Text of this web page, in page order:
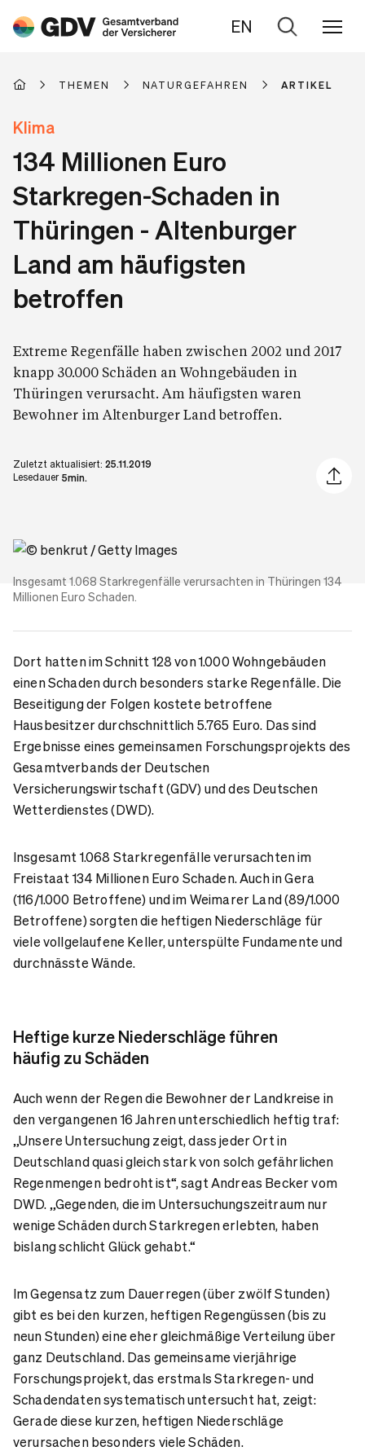
EN
Zur
THEMEN NATURGEFAHREN ARTIKEL
Klima
134 Millionen Euro
Starkregen-Schaden in
Thüringen - Altenburger
Land am häufigsten
betroffen
Extreme Regenfälle haben zwischen 2002 und 2017
knapp 30.000 Schäden an Wohngebäuden in
Thüringen verursacht. Am häufigsten waren
Bewohner im Altenburger Land betroffen.
Zuletzt aktualisiert: 25.11.2019
Lesedauer 5min.
Artikel
Insgesamt 1.068 Starkregenfälle verursachten in Thüringen 134
Millionen Euro Schaden.
Dort hatten im Schnitt 128 von 1.000 Wohngebäuden
einen Schaden durch besonders starke Regenfälle. Die
Beseitigung der Folgen kostete betroffene
Hausbesitzer durchschnittlich 5.765 Euro. Das sind
Ergebnisse eines gemeinsamen Forschungsprojekts des
Gesamtverbands der Deutschen
Versicherungswirtschaft (GDV) und des Deutschen
Wetterdienstes (DWD).
Insgesamt 1.068 Starkregenfälle verursachten im
Freistaat 134 Millionen Euro Schaden. Auch in Gera
(116/1.000 Betroffene) und im Weimarer Land (89/1.000
Betroffene) sorgten die heftigen Niederschläge für
viele vollgelaufene Keller, unterspülte Fundamente und
durchnässte Wände.
Heftige kurze Niederschläge führen
häufig zu Schäden
Auch wenn der Regen die Bewohner der Landkreise in
den vergangenen 16 Jahren unterschiedlich heftig traf:
„Unsere Untersuchung zeigt, dass jeder Ort in
Deutschland quasi gleich stark von solch gefährlichen
Regenmengen bedroht ist“, sagt Andreas Becker vom
DWD. „Gegenden, die im Untersuchungszeitraum nur
wenige Schäden durch Starkregen erlebten, haben
bislang schlicht Glück gehabt.“
Im Gegensatz zum Dauerregen (über zwölf Stunden)
gibt es bei den kurzen, heftigen Regengüssen (bis zu
neun Stunden) eine eher gleichmäßige Verteilung über
ganz Deutschland. Das gemeinsame vierjährige
Forschungsprojekt, das erstmals Starkregen- und
Schadendaten systematisch untersucht hat, zeigt:
Gerade diese kurzen, heftigen Niederschläge
verursachen besonders viele Schäden.